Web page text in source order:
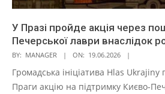
У Празі пройде акція через
Печерської лаври внаслідок
BY: MANAGER ON: 19.06.2026
Громадська ініціатива Hlas Ukrajiny
Праги акцію на підтримку Києво-